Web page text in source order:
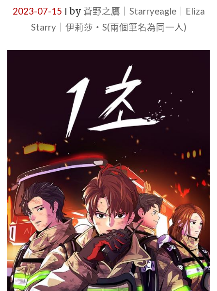
2023-07-15 by 蒼野之鷹｜Starryeagle｜Eliza
Starry｜伊莉莎・S(兩個筆名為同一人)